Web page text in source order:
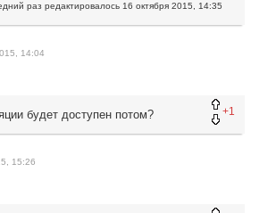
раз редактировалось 16 октября 2015, 14:35
14:04
+1
будет доступен потом?
15:26